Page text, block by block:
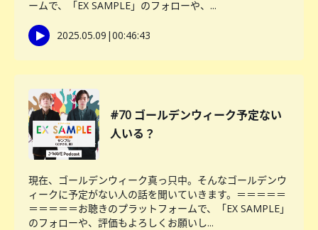
ームで、「EX SAMPLE」のフォローや、...
2025.05.09 |00:46:43
#70 ゴールデンウィーク予定ない
人いる？
現在、ゴールデンウィーク真っ只中。そんなゴールデンウ
ィークに予定がない人の話を聞いていきます。＝＝＝＝＝
＝＝＝＝＝お聴きのプラットフォームで、「EX SAMPLE」
のフォローや、評価もよろしくお願いし...